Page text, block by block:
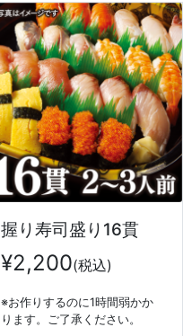
握り寿司盛り16貫
¥2,200(税込)
※お作りするのに1時間弱かか
ります。ご了承ください。